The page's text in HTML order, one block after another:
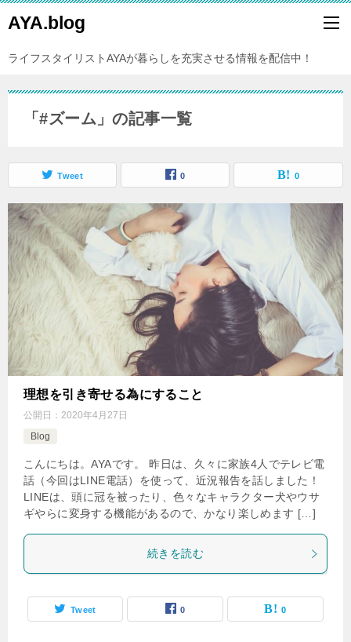
AYA.blog
ライフスタイリストAYAが暮らしを充実させる情報を配信中！
「#ズーム」の記事一覧
Tweet 0 0
理想を引き寄せる為にすること
公開日： 2020年4月27日
Blog
こんにちは。AYAです。 昨日は、久々に家族4人でテレビ電
話（今回はLINE電話）を使って、近況報告を話しました！
LINEは、頭に冠を被ったり、色々なキャラクター犬やウサ
ギやらに変身する機能があるので、かなり楽しめます […]
続きを読む
Tweet 0 0